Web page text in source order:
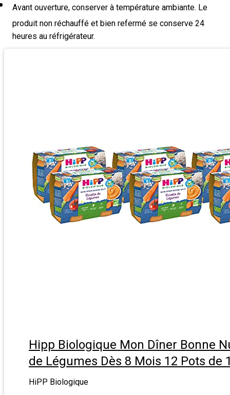
Avant ouverture, conserver à température ambiante. Le
produit non réchauffé et bien refermé se conserve 24
heures au réfrigérateur.
Hipp Biologique Mon Dîner Bonne
de Légumes Dès 8 Mois 12 Pots de
HiPP Biologique